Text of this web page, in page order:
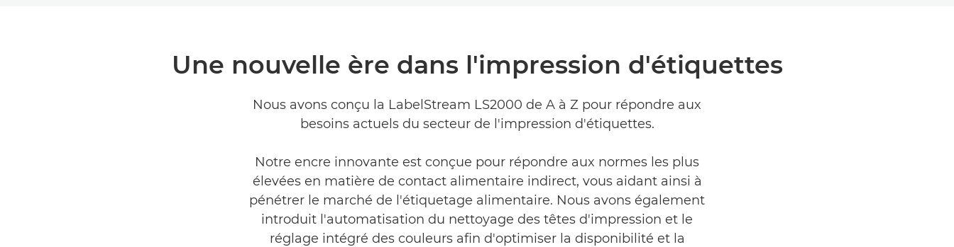
Une nouvelle ère dans l'impression d'étiquettes
Nous avons conçu la LabelStream LS2000 de A à Z pour répondre aux
besoins actuels du secteur de l'impression d'étiquettes.
Notre encre innovante est conçue pour répondre aux normes les plus
élevées en matière de contact alimentaire indirect, vous aidant ainsi à
pénétrer le marché de l'étiquetage alimentaire. Nous avons également
introduit l'automatisation du nettoyage des têtes d'impression et le
réglage intégré des couleurs afin d'optimiser la disponibilité et la